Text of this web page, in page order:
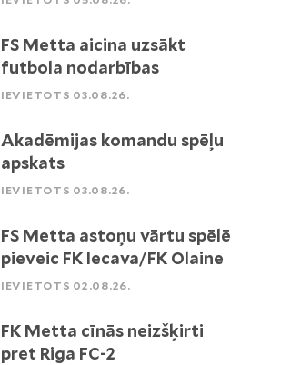
FS Metta aicina uzsākt
futbola nodarbības
IEVIETOTS 03.08.26.
Akadēmijas komandu spēļu
apskats
IEVIETOTS 03.08.26.
FS Metta astoņu vārtu spēlē
pieveic FK Iecava/FK Olaine
IEVIETOTS 02.08.26.
FK Metta cīnās neizšķirti
pret Riga FC-2